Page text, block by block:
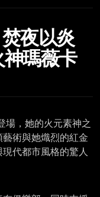
夜以炎
神瑪薇卡
場，她的火元素神之
術與她熾烈的紅金
代都市風格的驚人